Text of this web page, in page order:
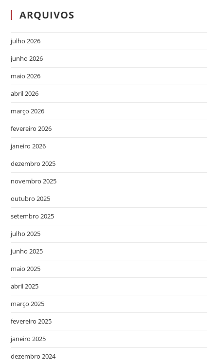
ARQUIVOS
julho 2026
junho 2026
maio 2026
abril 2026
março 2026
fevereiro 2026
janeiro 2026
dezembro 2025
novembro 2025
outubro 2025
setembro 2025
julho 2025
junho 2025
maio 2025
abril 2025
março 2025
fevereiro 2025
janeiro 2025
dezembro 2024